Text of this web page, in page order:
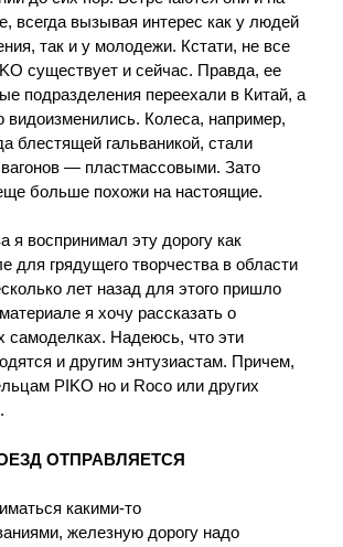
всегда вызывая интерес как у людей
так и у молодежи. Кстати, не все
существует и сейчас. Правда, ее
подразделения переехали в Китай, а
видоизменились. Колеса, например,
блестящей гальваникой, стали
— пластмассовыми. Зато
больше похожи на настоящие.
я воспринимал эту дорогу как
для грядущего творчества в области
лет назад для этого пришло
я хочу рассказать о
самоделках. Надеюсь, что эти
и другим энтузиастам. Причем,
PIKO но и Roco или других
ОТПРАВЛЯЕТСЯ
какими-то
железную дорогу надо